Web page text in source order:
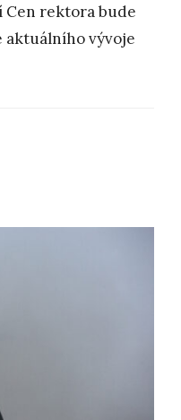
rektora bude
aktuálního vývoje